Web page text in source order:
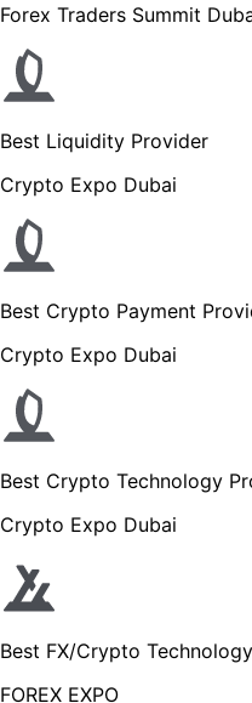
Forex Traders Summit
Best Liquidity Provider
Crypto Expo Dubai
Best Crypto Payment
Crypto Expo Dubai
Best Crypto Technology
Crypto Expo Dubai
Best FX/Crypto
FOREX EXPO